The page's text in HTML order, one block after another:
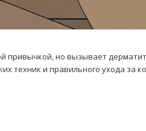
привычкой, но вызывает
техник и правильного ухода за